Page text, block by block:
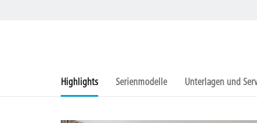
Highlights Serienmodelle Unterlagen und